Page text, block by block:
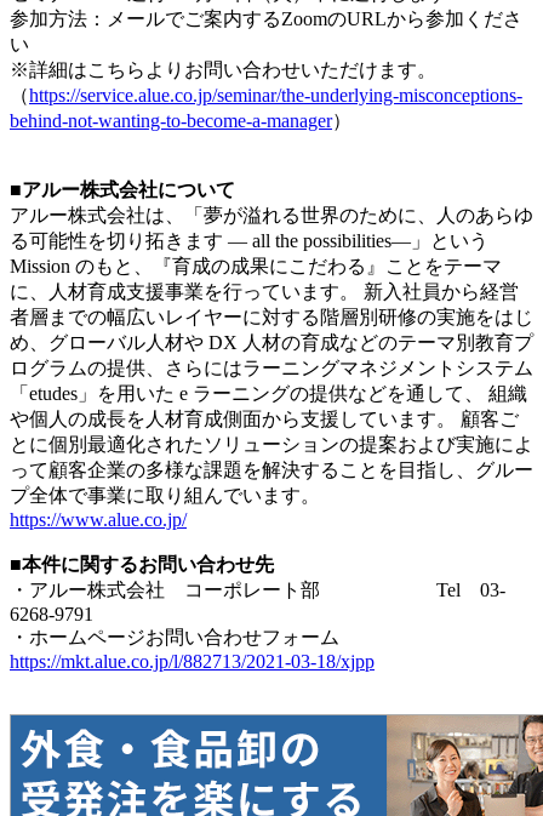
参加方法：メールでご案内するZoomのURLから参加くださ
い
※詳細はこちらよりお問い合わせいただけます。
（https://service.alue.co.jp/seminar/the-underlying-misconceptions-
behind-not-wanting-to-become-a-manager）
■アルー株式会社について
アルー株式会社は、「夢が溢れる世界のために、人のあらゆ
る可能性を切り拓きます ― all the possibilities―」という
Mission のもと、『育成の成果にこだわる』ことをテーマ
に、人材育成支援事業を行っています。 新入社員から経営
者層までの幅広いレイヤーに対する階層別研修の実施をはじ
め、グローバル人材や DX 人材の育成などのテーマ別教育プ
ログラムの提供、さらにはラーニングマネジメントシステム
「etudes」を用いた e ラーニングの提供などを通して、 組織
や個人の成長を人材育成側面から支援しています。 顧客ご
とに個別最適化されたソリューションの提案および実施によ
って顧客企業の多様な課題を解決することを目指し、グルー
プ全体で事業に取り組んでいます。
https://www.alue.co.jp/
■本件に関するお問い合わせ先
・アルー株式会社 コーポレート部 Tel 03-
6268-9791
・ホームページお問い合わせフォーム
https://mkt.alue.co.jp/l/882713/2021-03-18/xjpp